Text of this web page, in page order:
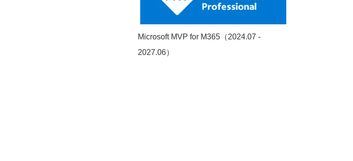
Microsoft MVP for M365（2024.07 -
2027.06）